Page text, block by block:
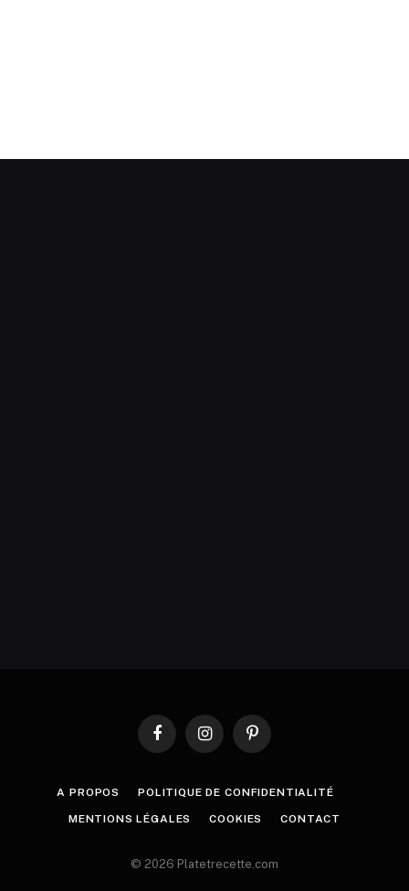
FacebookInstagramPinterest
A PROPOS POLITIQUE DE CONFIDENTIALITÉ
MENTIONS LÉGALES COOKIES CONTACT
© 2026 Platetrecette.com